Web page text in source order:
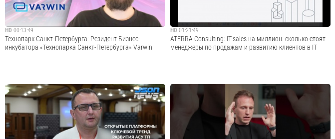
Cмотреть видео
Cмотреть видео
HD 00:13:49
Технопарк Санкт-Петербурга: Резидент Бизнес-
инкубатора «Технопарка Санкт-Петербурга» Varwin
Новое видео о том, как мы побывали в гостях у одного
из резидентов Бизнес-инкубатора «Технопарка Санкт-
Петербурга» Varwin. Наш резидент специализируется на
разработке VR для бизнеса и VR/AR для образования.
Гость выпуска – Владислав Ло...
HD 01:21:49
ATERRA Consulting: IT-sales на миллион: сколько стоят
менеджеры по продажам и развитию клиентов в IT
В этом выпуске мы поговорим с рекрутером Алиной
Табачук о том, сколько стоит сейчас сформировать отдел
продаж ИТ в сфере B2B. ATERRA Consulting:
www.aterra.consulting Наш TG-канал:
https://t.me/aterracons О чем поговорим: - О...